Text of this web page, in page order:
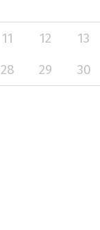
11 12 13
28 29 30